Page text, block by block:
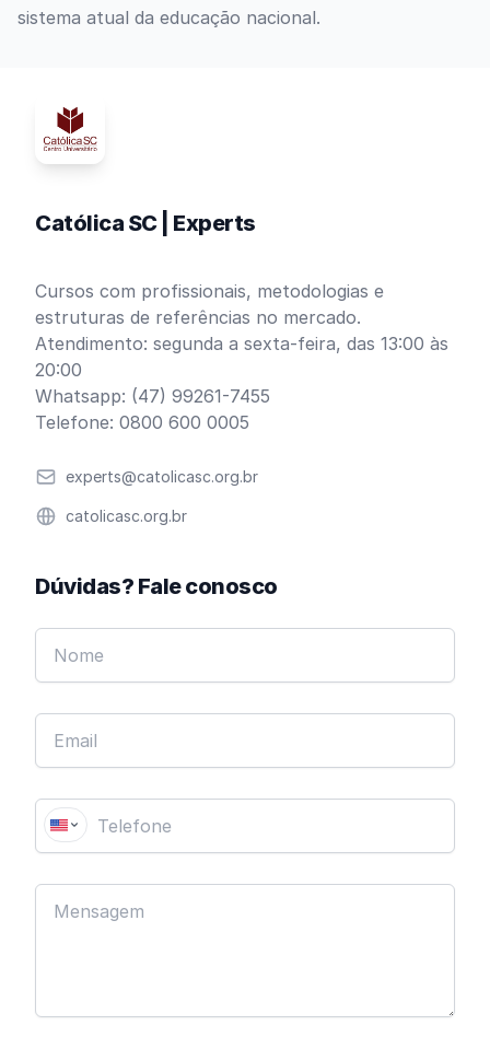
sistema atual da educação nacional.
Católica SC | Experts
Cursos com profissionais, metodologias e
estruturas de referências no mercado.
Atendimento: segunda a sexta-feira, das 13:00 às
20:00
Whatsapp: (47) 99261-7455
Telefone: 0800 600 0005
Emailexperts@catolicasc.org.br
Websitecatolicasc.org.br
Dúvidas? Fale conosco